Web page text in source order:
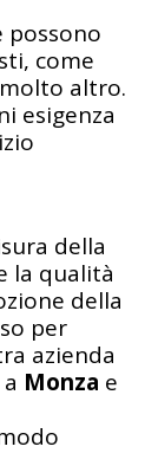
possono
come
altro.
esigenza
della
la qualità
della
per
azienda
Monza e